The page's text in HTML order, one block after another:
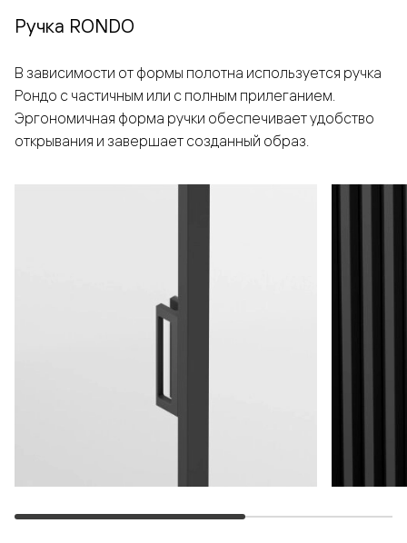
Ручка RONDO
В зависимости от формы полотна используется ручка
Рондо с частичным или с полным прилеганием.
Эргономичная форма ручки обеспечивает удобство
открывания и завершает созданный образ.